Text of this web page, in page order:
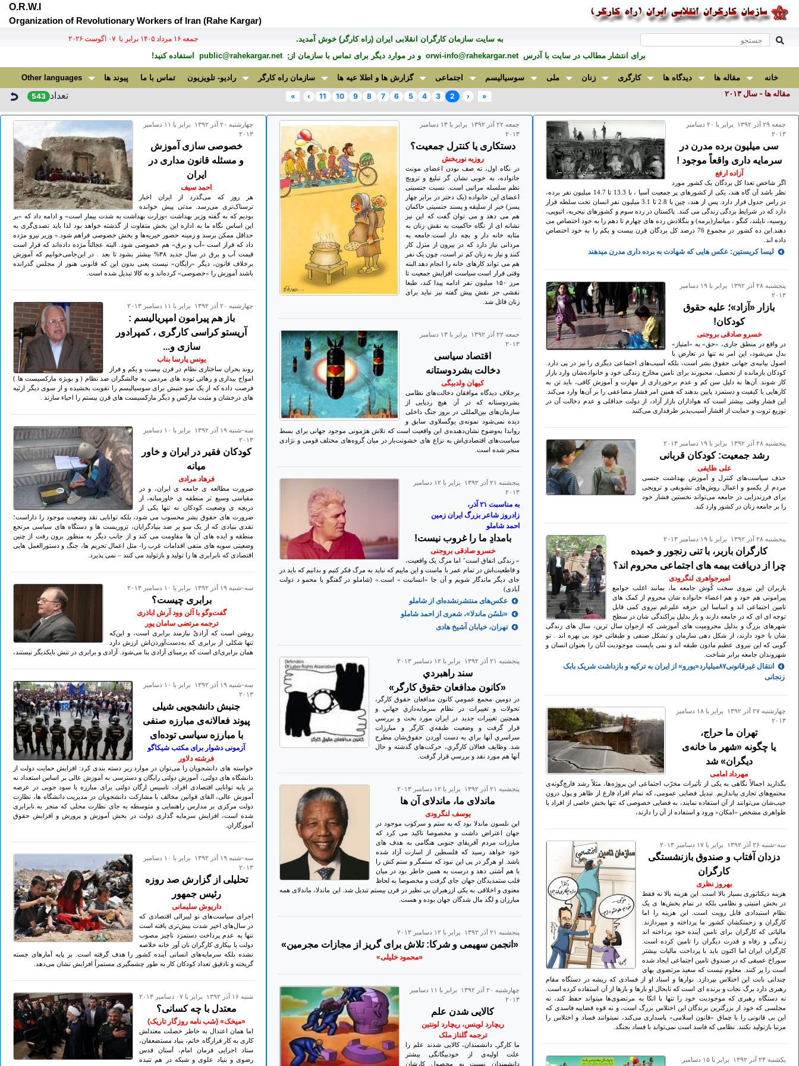
O.R.W.I
Organization of Revolutionary Workers of Iran (Rahe Kargar)
به سايت سازمان کارگران انقلابی ايران (راه کارگر) خوش آمديد. جمعه ۱۶ مرداد ۱۴۰۵ برابر با ۰۷ اگوست ۲۰۲۶
برای انتشار مطالب در سايت با آدرسorwi-info@rahekargar.net و در موارد ديگر برای تماس با سازمان از;public@rahekargar.net استفاده کنید!
خانه مقاله ها دیدگاه ها کارگری زنان ملی سوسیالیسم اجتماعی گزارش ها و اطلا عیه ها سازمان راه کارگر رادیو- تلویزیون تماس با ما پیوند ها Other languages
مقاله ها - سال ۲٠۱۳ «
‹
2
3
4
5
6
7
8
9
10
11
›
» تعداد 543
جمعه ۲۹ آذر ۱۳۹۲ برابر با ۲۰ دسامبر
۲۰۱۳
سی میلیون برده مدرن در
سرمایه داری واقعاً موجود !
آزاده ارفع
اگر شاخص تعدا کل بردگان یک کشور مورد
نظر باشد آن گاه هند، یکی از کشورهای پر جمعیت آسیا ، با 13.3 تا 14.7 میلیون نفر برده،
در راس جدول قرار دارد. پس از هند، چین با 2.8 تا 3.1 میلیون نفر انسان تحت سلطه قرار
دارد که در شرایط بردگی زندگی می کنند. پاکستان در رده سوم و کشورهای نیجریه، اتیوپی،
روسیه، تایلند، کنگو ، میانمار(برمه) و بنگلادش رده های چهارم تا دهم را به خود اختصاص می
دهند.این ده کشور در مجموع 76 درصد کل بردگان قرن بیست و یکم را به خود اختصاص
داده اند.
لیسا کریستین: عکس هایی که شهادت به برده داری مدرن میدهند
پنجشنبه ۲۸ آذر ۱۳۹۲ برابر با ۱۹ دسامبر
۲۰۱۳
بازار «آزاد»؛ علیه حقوق
کودکان!
خسرو صادقی بروجنی
در واقع در منطق جاری، «حق» به «امتیاز»
بدل می‌شود، این امر نه تنها در تعارض با
اصول بیانیه‌ی جهانی حقوق بشر است، بلکه آسیب‌های اجتماعی دیگری را نیز در پی دارد.
کودکان بازمانده از تحصیل، محبورند برای تامین مخارج زندگی خود و خانواده‌شان وارد بازار
کار شوند. آن‌ها به دلیل سن کم و عدم برخورداری از مهارت و آموزش کافی، باید تن به
کارهایی با کیفیت و دستمزد پایین بدهند که همین امر فشار مضاعفی را بر آن‌ها وارد می‌کند.
این فشار وقتی بیشتر است که هواداران بازار آزاد، از دولت حداقلی و عدم دخالت آن در
توزیع ثروت و حمایت از اقشار آسیب‌پذیر طرفداری می‌کنند
پنجشنبه ۲۸ آذر ۱۳۹۲ برابر با ۱۹ دسامبر ۲۰۱۳
رشد جمعیت: کودکان قربانی
علی طایفی
حذف سیاست‌های کنترل و آموزش بهداشت جنسی
مردم از یکسو و اعمال روش‌های تشویقی و ترویجی
برای فرزندزایی در جامعه می‌تواند نخستین فشار خود
را بر جامعه زنان در کشور وارد کند.
پنجشنبه ۲۸ آذر ۱۳۹۲ برابر با ۱۹ دسامبر ۲۰۱۳
کارگران باربر، با تنی رنجور و خمیده
چرا از دریافت بیمه های اجتماعی محروم اند؟
امیرجواهری لنگرودی
باربران این نیروی سخت کُوش جامعه ما، بمانند اغلب جوامع
پیرامونی هم خود و هم اعضاء خانواده شان محروم از کمک های
تامین اجتماعی اند و اساسا این حرفه علیرغم نیروی کمی قابل
توجه ای ای که در جامعه دارند و باز بدلیل پراکندگی شان در سطح
شهرهای بزرگ و بدلیل محرومیت های آموزشی که ازجوان سال ترین، سال های زندگی
شان با خود دارند، از شکل دهی سازمان و تشکل صنفی و طبقاتی خود بی بهره اند . تو
گویی که این نیروی عظیم مادون طبقه اند و نمی بایست موجودیت آنان را بعنوان انسان و
شهروندان جامعه برابر شناخت.
انتقال غیرقانونی٨٧‌میلیارد«یورو» از ایران به ترکیه و بازداشت شریک بابک
زنجانی
چهارشنبه ۲۷ آذر ۱۳۹۲ برابر با ۱۸ دسامبر
۲۰۱۳
تهران ما حراج،
یا چگونه «شهر ما خانه‌ی
دیگران» شد
مهرداد امامی
بگذارید اجمالاً نگاهی به یکی از تأثیرات مخرّب اجتماعی این پروژه‌ها، مثلاً رشد قارچ‌گونه‌ی
مجتمع‌های تجاری بیاندازیم. تبدیل فضایی عمومی، که تمام افراد فارغ از ظاهر و پول درون
جیب‌شان می‌توانند از آن استفاده نمایند، به فضایی خصوصی که تنها بخش خاصی از افراد با
ظواهری مشخص «امکان» ورود و استفاده از آن را دارند،
سه-شنبه ۲۶ آذر ۱۳۹۲ برابر با ۱۷ دسامبر ۲۰۱۳
دزدان آفتاب و صندوق بازنشستگی
کارگران
بهروز نظری
هزینه دیکتاتوری بسیار بالا است. این هزینه بالا نه فقط
در بخش امنیتی و نظامی بلکه در تمام بخش‌ها ی یک
نظام استبدادی قابل رویت است. این هزینه را اما
کارگران و زحمتکشان کشور ما پرداخته و میپردازند.
مالیاتی که کارگران برای تامین آینده خود پرداخته اند
زندگی‌ و رفاه و قدرت دیگران را تامین کرده است.
کارگران ایران اما اکنون باید با پرداخت مالیات بیشتر
سوراخ عمیقی که در صندوق تامین اجتماعی ایجاد شده
است را پر کنند. معلوم نیست که سعید مرتضوی بهای
چندانی بابت این اختلاس بپردازد. نوارها و اسناد او از فسادی که ریشه در دستگاه مقام
رهبری دارد برگ نجات و برنده ای‌ است که تابحال او بارها و بارها از آن استفاده کرده است.
نه دستگاه رهبری که موجودیت خود را تنها با اتکا به مرتضوی‌ها میتواند حفظ کند، نه
مجلسی که خود از بزرگترین برندگان این اختلاس بزرگ است، و نه قوه قضاییه فاسدی که
این بی‌ قانونی را با چماق «قانون اسلامی» پاسداری می‌کند، نمیتوانند فساد و اختلاس را
مرتبا بازتولید نکنند. نظامی که فاسد است نمی‌تواند با فساد بجنگد.
يكشنبه ۲۴ آذر ۱۳۹۲ برابر با ۱۵ دسامبر
جمعه ۲۲ آذر ۱۳۹۲ برابر با ۱۳ دسامبر
۲۰۱۳
دستکاری یا کنترل جمعیت؟
روزبه نوربخش
در نگاه اول، ته صف بودن اعضای مونث
خانواده، به خوبی نشان گر تبلیغ و ترویج
نظم سلسله مراتبی است. نسبت جنسیتی
اعضای این خانواده (یک دختر در برابر چهار
پسر) خبر از سلیقه و پسند جنسیتی حاکمان
هم می دهد و می توان گفت که این نیز
نشانه ای از نگاه حاکمیت به نقش زنان به
مثابه خانه دار و بچه دار است.جامعه به
مردانی نیاز دارد که در بیرون از منزل کار
کنند و نیاز به زنان کم تر است، چون یک نفر
هم می تواند کارهای خانه را انجام دهد.البته
وقتی قرار است سیاست افزایش جمعیت تا
مرز ۱۵٠ میلیون نفر ادامه پیدا کند، طبعا
نقشی جز نقش پیش گفته نیز نباید برای
زنان قائل شد.
جمعه ۲۲ آذر ۱۳۹۲ برابر با ۱۳ دسامبر
۲۰۱۳
اقتصاد سیاسی
دخالت بشردوستانه
کیهان ولدبیگی
برخلاف دیدگاه موافقان دخالت‌های نظامی
بشردوستانه که در آن هیچ ردپایی از
سازمان‌های بین‌المللی در بروز جنگ داخلی
دیده نمی‌شود نمونه‌ی یوگسلاوی سابق و
رواندا به‌وضوح نشان‌دهنده‌ی این واقعیت است که تلاش هژمونی موجود جهانی برای بسط
سیاست‌های اقتصادی‌اش به نزاع های خشونت‌بار در میان گروه‌های مختلف قومی و نژادی
منجر شده است.
پنجشنبه ۲۱ آذر ۱۳۹۲ برابر با ۱۲ دسامبر
۲۰۱۳
به مناسبت ۲۱ آذر،
زادروز شاعر بزرگ ايران زمين
احمد شاملو
بامدادِ ما را غروب نیست!
خسرو صادقی بروجنی
« زندگی اتفاق است٬ اما مرگ یک واقعیت،
و قاطعیت‌اش در تمام عمر با ماست و این ماییم که نباید به مرگ فکر کنیم و بدانیم که باید در
جای دیگر ماندگار شویم و آن جا «انسانیت » است.» (شاملو در گفتگو با محمو د دولت
آبادی)
عکس‌های منتشر‌نشده‌ای از شاملو
«نلسُن ماندلا»، شعری از احمد شاملو
تهران، خیابان آشیخ هادی
پنجشنبه ۲۱ آذر ۱۳۹۲ برابر با ۱۲ دسامبر ۲۰۱۳
سند راهبردي
«كانون مدافعان حقوق كارگر»
در دومين مجمع عمومي كانون مدافعان حقوق كارگر،
تحولات و تغييرات در نظام سرمايه‌داري جهاني و
همچنين تغييرات جديد در ايران مورد بحث و بررسي
قرار گرفت و وضعيت طبقه‌ي كارگر و مبارزات
سراسري آنها براي به دست آوردن حقوق‌شان مطرح
شد. وظايف فعالان كارگري، حركت‌هاي گذشته و حال
آنها هم مورد نقد و بررسي قرار گرفت.
پنجشنبه ۲۱ آذر ۱۳۹۲ برابر با ۱۲ دسامبر ۲۰۱۳
ماندلای ما، ماندلای آن ها
یوسف لنگرودی
این نلسون ماندلا بود که به ستم و سرکوب موجود در
جهان اعتراض داشت و مخصوصا تاکید می کرد که
مبارزات مردم آفریقای جنوبی هنگامی به هدف های
خود خواهد رسید که فلسطین از اسارت آزاد شده
باشد. او هرگز در پی این نبود که ستمگر و ستم کش را
با هم آشتی دهد و درست به همین خاطر بود در میان
قلب ستمدیدگان جهان جای گرفت و مخصوصا به لحاظ
معنوی و اخلاقی به یکی ازرهبران بی نظیر در قرن بیستم تبدیل شد. این ماندلا، ماندلای همه
مبارزان و لگد مال شدگان جهان بوده و هست.
پنجشنبه ۲۱ آذر ۱۳۹۲ برابر با ۱۲ دسامبر ۲۰۱۳
«انجمن سهیمی و شرکا: تلاش برای گریز از مجازات مجرمین»
«محمود خلیلی»
چهارشنبه ۲۰ آذر ۱۳۹۲ برابر با ۱۱ دسامبر
۲۰۱۳
کالایی شدن علم
ریچارد لوینس، ریچارد لونتین
ترجمه گلناز ملک
ما کارگرـ ‌دانشمندان، کالایی شدند علم را
علت اولیه‌ی از خودبیگانگی بیشتر
دانشمندان نسبت به محصول کارشان
چهارشنبه ۲۰ آذر ۱۳۹۲ برابر با ۱۱ دسامبر
۲۰۱۳
خصوصی سازی آموزش
و مسئله قانون مداری در
ایران
احمد سیف
هر روز که می‌گذرد از ایران اخبار
ترسناک‌تری می‌رسد. مدتی پیش خوانده
بودیم که به گفته وزیر بهداشت «وزارت بهداشت به شدت بیمار است» و ادامه داد که «بر
این اساس نگاه ما به اداره این بخش متفاوت از گذشته خواهد بود لذا باید تصدی‌گری به
حداقل ممکن برسد و زمینه حضور خیریه‌ها و بخش خصوصی فراهم شود.» وزیر نیرو مژده
داد که قرار است «آب و برق» هم خصوصی شود. البته عجالتاً مژده داده‌اند که قرار است
قیمت آب و برق در سال جدید ۳۸% بیشتر بشود تا بعد . در این‌جامی‌خوانیم که آموزش
برخلاف قانون، دیگر «رایگان» نیست یعنی بدون این که قانونی هنوز از مجلس گذرانده
باشند آموزش را «خصوصی» کرده‌اند و به کالا تبدیل شده است.
چهارشنبه ۲۰ آذر ۱۳۹۲ برابر با ۱۱ دسامبر ۲۰۱۳
باز هم پیرامون امپریالیسم :
آریستو کراسی کارگری ، کمپرادور
سازی و...
یونس پارسا بناب
روند بحران ساختاری نظام در قرن بیست و یکم و فراز
امواج بیداری و رهائی توده های مردمی به چالشگران ضد نظام ( و بویژه مارکسیست ها )
فرصت داده که از یک سو جنبش برای سوسیالیسم را تقویت بخشیده و از سوی دیگر ارثیه
های درخشان و مثبت مارکس و دیگر مارکسیست های قرن بیستم را احیاء سازند .
سه-شنبه ۱۹ آذر ۱۳۹۲ برابر با ۱۰ دسامبر
۲۰۱۳
کودکان فقیر در ایران و خاور
میانه
فرهاد مرادی
ضرورت مطالعه ی جامعه ی ایران، و در
مقیاسی وسیع تر منطقه ی خاورمیانه، از
دریچه ی وضعیت کودکان نه تنها یکی از
ضرورت های حقوق بشر محسوب می شود، بلکه توانایی نقد وضعیت موجود را داراست؛
نقدی بنیادی که از یک سو بر ضد بنیادگرایان، تروریست ها و دستگاه های سیاسی مرتجع
منطقه و ایده های آن ها مقاومت می کند و از جانب دیگر به منظور برون رفت از چنین
وضعیتی سویه های منفی اقدامات غرب را- مثل اعمال تحریم ها، جنگ و دستورالعمل هایی
اقتصادی که نابرابری ها را تولید و بازتولید می کنند – نمی پذیرد.
سه-شنبه ۱۹ آذر ۱۳۹۲ برابر با ۱۰ دسامبر ۲۰۱۳
برابری چیست؟
گفت‌وگو با آلن وود آرش اباذری
ترجمه مرتضی سامان پور
روشن است که آزادیْ نیاز‌مند برابری است، و این‌که
تنها شکلی از برابری که به‌دست‌آوردن‌اش ارزش دارد
همان برابری‌ای است که بر‌مبنای آزادی بنا می‌شود. آزادی و برابری در تنش با‌یکدیگر نیستند،
سه-شنبه ۱۹ آذر ۱۳۹۲ برابر با ۱۰ دسامبر
۲۰۱۳
جنبش دانشجویی شیلی
پیوند فعالانه‌ی مبارزه صنفی
با مبارزه سیاسی توده‌ای
آزمونی دشوار برای مکتب شیکاگو
فرشته دلاور
خواسته های دانشجویان را می‌توان در موارد زیر دسته بندی کرد: افزایش حمایت دولت از
دانشگاه های دولتی، آموزش دولتی رایگان و دسترسی به آموزش عالی بر اساس استعداد نه
بر پایه توانایی اقتصادی افراد، تاسیس ارگان دولتی برای مبارزه با سود جویی در عرصه
آموزش عالی، القای قوانین مخالف با مشارکت دانشجویان در مدیریت دانشگاه ها، نظارت
دولت مرکزی بر مدارس راهنمایی و متوسطه به جای نظارت محلی که منجر به نابرابری
شده است، افزایش سرمایه گذاری دولت در بخش آموزش و پرورش و افزایش حقوق
آموزگاران.
سه-شنبه ۱۹ آذر ۱۳۹۲ برابر با ۱۰ دسامبر
۲۰۱۳
تحلیلی از گزارش صد روزه
رئیس جمهور
داریوش سلیمانی
اجرای سیاست‌های نو لیبرالی اقتصادی که
در سال‌های اخیر شدت بیش‌تری یافته است
تنها به عدم پرداخت دستمزد ناچیز مصوب
دولت یا بیکاری کارگران نان آور خانه خلاصه
نشده بلکه سرمایه‌های انسانی آینده کشور را هدف گرفته است. بر پایه آمارهای جسته
گریخته و نادقیق تعداد کودکان کار به طور چشمگیری مستمراً افزایش نشان می‌دهد.
شنبه ۱۶ آذر ۱۳۹۲ برابر با ۰۷ دسامبر ۲۰۱۳
معتدل با چه کسانی؟
«میخک» (شب نامه روزگار تاریک)
اما همان اعتدال به خاطر خصلت معتدلش
کاری به کار قرارگاه خاتم، بنیاد مستضعفان،
ستاد اجرایی فرمان امام، آستان قدس
رضوی و بنیاد علوی و شبکه در هم تنیده